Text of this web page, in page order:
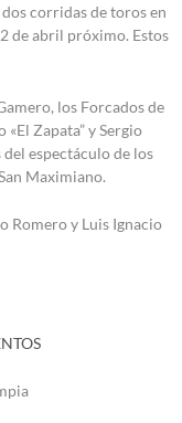
corridas de toros en
de abril próximo. Estos
los Forcados de
Zapata” y Sergio
del espectáculo de los
Maximiano.
Romero y Luis Ignacio